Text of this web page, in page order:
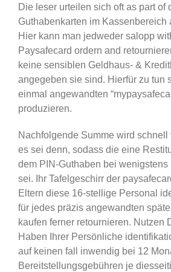
Die leser urteilen sich oft as part of
Guthabenkarten im Kassenbereich
Hier kann man jedweder salopp
Paysafecard ordern and
keine sensiblen Geldhaus- &
angegeben sie sind. Hierfür zu tun
einmal angewandten
produzieren.
Nachfolgende Summe wird schnell
es sei denn, sodass die eine
dem PIN-Guthaben bei wenigstens
sei. Ihr Tafelgeschirr der
Eltern diese 16-stellige Personal
für jedes präzis angewandten
kaufen ferner retournieren. Nutzen
Haben Ihrer Persönliche
auf keinen fall inwendig bei 12
Bereitstellungsgebühren je